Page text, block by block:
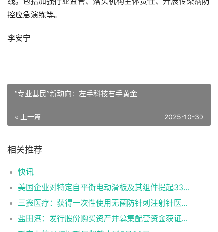
控应急演练等。
李安宁
“专业基民”新动向：左手科技右手黄金
« 上一篇 2025-10-30
相关推荐
快讯
美国企业对特定自平衡电动滑板及其组件提起337调查申请
三鑫医疗：获得一次性使用无菌防针刺注射针医疗器械注册证
盐田港：发行股份购买资产并募集配套资金获证监会同意注册批复